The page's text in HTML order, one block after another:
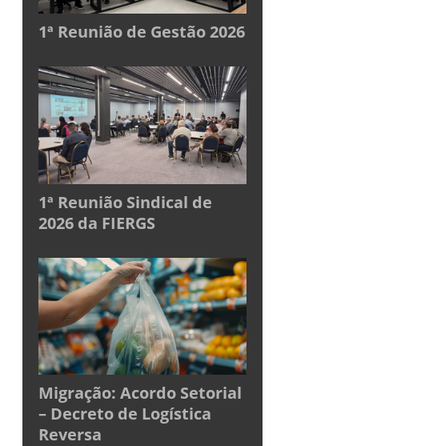
1ª Reunião de Gestão 2026
1ª Reunião Sindical de
2026 da FIERGS
Migração: Acordo Setorial
– Decreto de Logística
Reversa